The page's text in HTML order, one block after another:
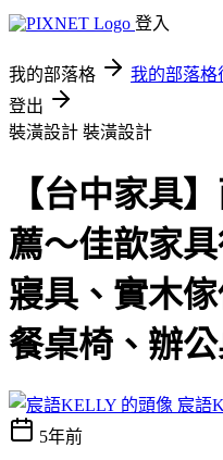
登入
我的部落格 我的部落格
登出
裝潢設計 裝潢設計
【台中家具
薦～佳歆家
寢具、實木
餐桌椅、辦公
宸語
5年前